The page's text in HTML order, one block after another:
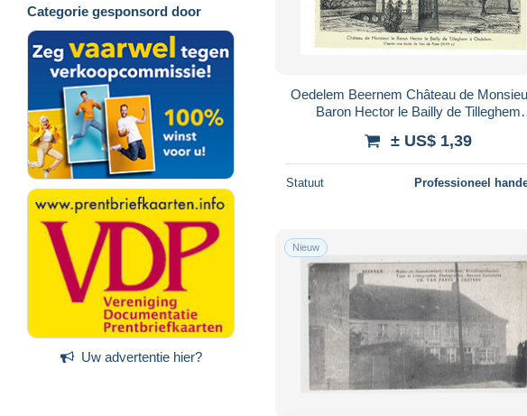
Categorie gesponsord door
Uw advertentie hier?
Oedelem Beernem Château de Monsieur le
Baron Hector le Bailly de Tilleghem
± US$ 1,39
Statuut Professioneel
Nieuw